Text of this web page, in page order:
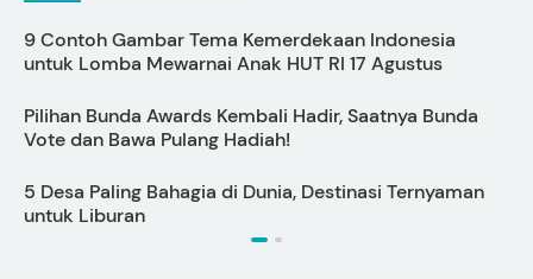
9 Contoh Gambar Tema Kemerdekaan Indonesia
untuk Lomba Mewarnai Anak HUT RI 17 Agustus
Pilihan Bunda Awards Kembali Hadir, Saatnya Bunda
Vote dan Bawa Pulang Hadiah!
5 Desa Paling Bahagia di Dunia, Destinasi Ternyaman
untuk Liburan